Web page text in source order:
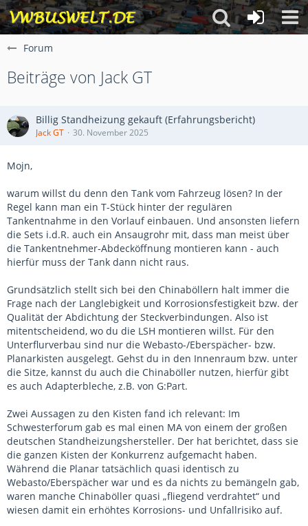
Forum
Beiträge von Jack GT
Billig Standheizung gekauft (Erfahrungsbericht)
Jack GT 30. November 2025
Mojn,
warum willst du denn den Tank vom Fahrzeug lösen? In der
Regel kann man ein T-Stück hinter der regulären
Tankentnahme in den Vorlauf einbauen. Und ansonsten liefern
die Sets i.d.R. auch ein Ansaugrohr mit, dass man meist über
die Tankentnehmer-Abdecköffnung montieren kann - auch
hierfür muss der Tank dann nicht raus.
Grundsätzlich stellt sich bei den Chinaböllern halt immer die
Frage nach der Langlebigkeit und Korrosionsfestigkeit bzw. der
Qualität der Abdichtung der Steckverbindungen. Also ist
mitentscheidend, wo du die LSH montieren willst. Für den
Unterflurverbau sind nur die Webasto-/Eberspächer- bzw.
Planarkisten ausgelegt. Gehst du in den Innenraum bzw. unter
die Sitze, kannst du auch die Chinaböller nutzen, hierfür gibt
es auch Adapterbleche, z.B. von G:Part.
Zwei Aussagen zu den Kisten fand ich relevant: Im
Schwesterforum gab es mal einen MA von einem der großen
deutschen Standheizungshersteller. Der hat berichtet, dass sie
die ganzen Kisten der Konkurrenz aufgemacht haben.
Während die Planar tatsächlich quasi identisch zu
Webasto/Eberspächer war und es da nichts zu bemängeln gab,
waren manche Chinaböller quasi „fliegend verdrahtet“ und
wiesen damit ein erhöhtes Korrosions- und Unfallrisiko auf.